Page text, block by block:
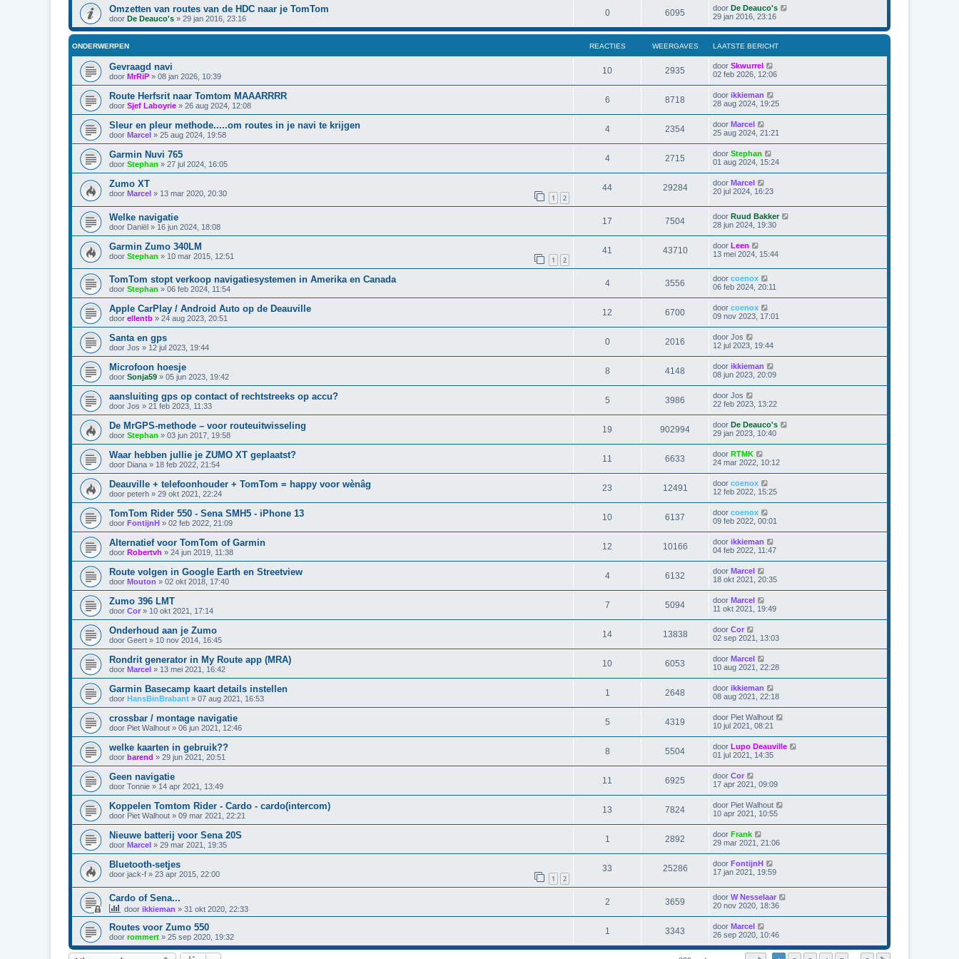
Omzetten van routes van de HDC naar je TomTom
door De Deauco's » 29 jan 2016, 23:16
0 6095 door De Deauco's
29 jan 2016, 23:16
ONDERWERPEN REACTIES WEERGAVES LAATSTE BERICHT
Gevraagd navi
door MrRiP » 08 jan 2026, 10:39
10 2935 door Skwurrel
02 feb 2026, 12:06
Route Herfsrit naar Tomtom MAAARRRR
door Sjef Laboyrie » 26 aug 2024, 12:08
6 8718 door ikkieman
28 aug 2024, 19:25
Sleur en pleur methode.....om routes in je navi te krijgen
door Marcel » 25 aug 2024, 19:58
4 2354 door Marcel
25 aug 2024, 21:21
Garmin Nuvi 765
door Stephan » 27 jul 2024, 16:05
4 2715 door Stephan
01 aug 2024, 15:24
Zumo XT
door Marcel » 13 mar 2020, 20:30 1 2
44 29284 door Marcel
20 jul 2024, 16:23
Welke navigatie
door Daniël » 16 jun 2024, 18:08
17 7504 door Ruud Bakker
28 jun 2024, 19:30
Garmin Zumo 340LM
door Stephan » 10 mar 2015, 12:51 1 2
41 43710 door Leen
13 mei 2024, 15:44
TomTom stopt verkoop navigatiesystemen in Amerika en Canada
door Stephan » 06 feb 2024, 11:54
4 3556 door coenox
06 feb 2024, 20:11
Apple CarPlay / Android Auto op de Deauville
door ellentb » 24 aug 2023, 20:51
12 6700 door coenox
09 nov 2023, 17:01
Santa en gps
door Jos » 12 jul 2023, 19:44
0 2016 door Jos
12 jul 2023, 19:44
Microfoon hoesje
door Sonja59 » 05 jun 2023, 19:42
8 4148 door ikkieman
08 jun 2023, 20:09
aansluiting gps op contact of rechtstreeks op accu?
door Jos » 21 feb 2023, 11:33
5 3986 door Jos
22 feb 2023, 13:22
De MrGPS-methode – voor routeuitwisseling
door Stephan » 03 jun 2017, 19:58
19 902994 door De Deauco's
29 jan 2023, 10:40
Waar hebben jullie je ZUMO XT geplaatst?
door Diana » 18 feb 2022, 21:54
11 6633 door RTMK
24 mar 2022, 10:12
Deauville + telefoonhouder + TomTom = happy voor wènâg
door peterh » 29 okt 2021, 22:24
23 12491 door coenox
12 feb 2022, 15:25
TomTom Rider 550 - Sena SMH5 - iPhone 13
door FontijnH » 02 feb 2022, 21:09
10 6137 door coenox
09 feb 2022, 00:01
Alternatief voor TomTom of Garmin
door Robertvh » 24 jun 2019, 11:38
12 10166 door ikkieman
04 feb 2022, 11:47
Route volgen in Google Earth en Streetview
door Mouton » 02 okt 2018, 17:40
4 6132 door Marcel
18 okt 2021, 20:35
Zumo 396 LMT
door Cor » 10 okt 2021, 17:14
7 5094 door Marcel
11 okt 2021, 19:49
Onderhoud aan je Zumo
door Geert » 10 nov 2014, 16:45
14 13838 door Cor
02 sep 2021, 13:03
Rondrit generator in My Route app (MRA)
door Marcel » 13 mei 2021, 16:42
10 6053 door Marcel
10 aug 2021, 22:28
Garmin Basecamp kaart details instellen
door HansBinBrabant » 07 aug 2021, 16:53
1 2648 door ikkieman
08 aug 2021, 22:18
crossbar / montage navigatie
door Piet Walhout » 06 jun 2021, 12:46
5 4319 door Piet Walhout
10 jul 2021, 08:21
welke kaarten in gebruik??
door barend » 29 jun 2021, 20:51
8 5504 door Lupo Deauville
01 jul 2021, 14:35
Geen navigatie
door Tonnie » 14 apr 2021, 13:49
11 6925 door Cor
17 apr 2021, 09:09
Koppelen Tomtom Rider - Cardo - cardo(intercom)
door Piet Walhout » 09 mar 2021, 22:21
13 7824 door Piet Walhout
10 apr 2021, 10:55
Nieuwe batterij voor Sena 20S
door Marcel » 29 mar 2021, 19:35
1 2892 door Frank
29 mar 2021, 21:06
Bluetooth-setjes
door jack-f » 23 apr 2015, 22:00 1 2
33 25286 door FontijnH
17 jan 2021, 19:59
Cardo of Sena...
door ikkieman » 31 okt 2020, 22:33
2 3659 door W Nesselaar
20 nov 2020, 18:36
Routes voor Zumo 550
door rommert » 25 sep 2020, 19:32
1 3343 door Marcel
26 sep 2020, 10:46